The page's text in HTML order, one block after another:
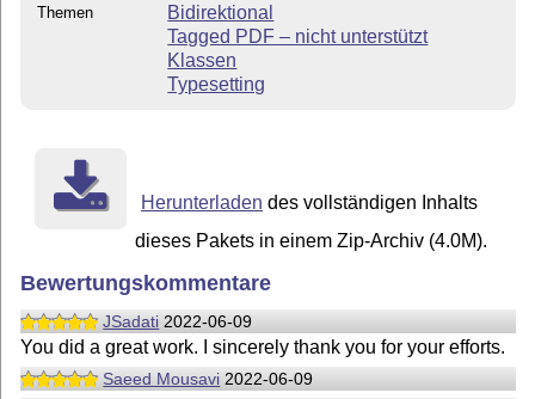
Themen
Bidirektional
Tagged PDF – nicht unterstützt
Klassen
Typesetting
Herunterladen des vollständigen Inhalts
dieses Pakets in einem Zip-Archiv (4.0M).
Bewertungskommentare
JSadati 2022-06-09
You did a great work. I sincerely thank you for your efforts.
Saeed Mousavi 2022-06-09